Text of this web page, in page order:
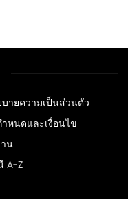
ายความเป็นส่วนตัว
หนดและเงื่อนไข
น
A-Z